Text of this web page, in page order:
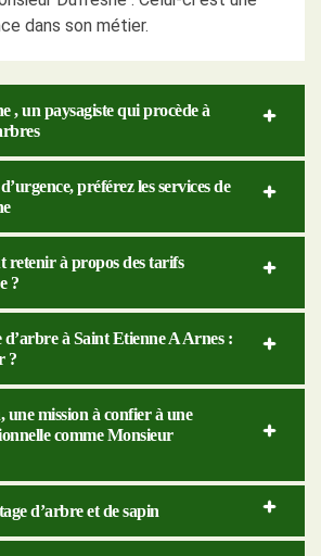
dans son métier.
, un paysagiste qui procède à
préférez les services de
retenir à propos des tarifs
?
d’arbre à Saint Etienne A Arnes :
?
une mission à confier à une
comme Monsieur
d’arbre et de sapin